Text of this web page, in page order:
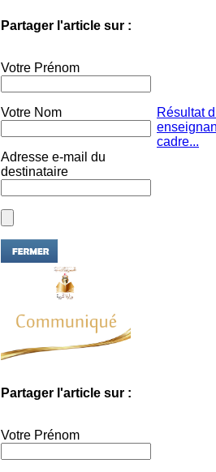
Partager l'article sur :
Votre Prénom
Votre Nom
Adresse e-mail du
destinataire
Résultat
cadre...
Partager l'article sur :
Votre Prénom